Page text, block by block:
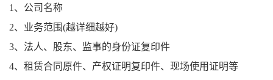
1、公司名称
2、业务范围(越详细越好)
3、法人、股东、监事的身份证复印件
4、租赁合同原件、产权证明复印件、现场使用证明等